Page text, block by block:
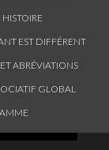
EST DIFFÉRENT
ABRÉVIATIONS
GLOBAL